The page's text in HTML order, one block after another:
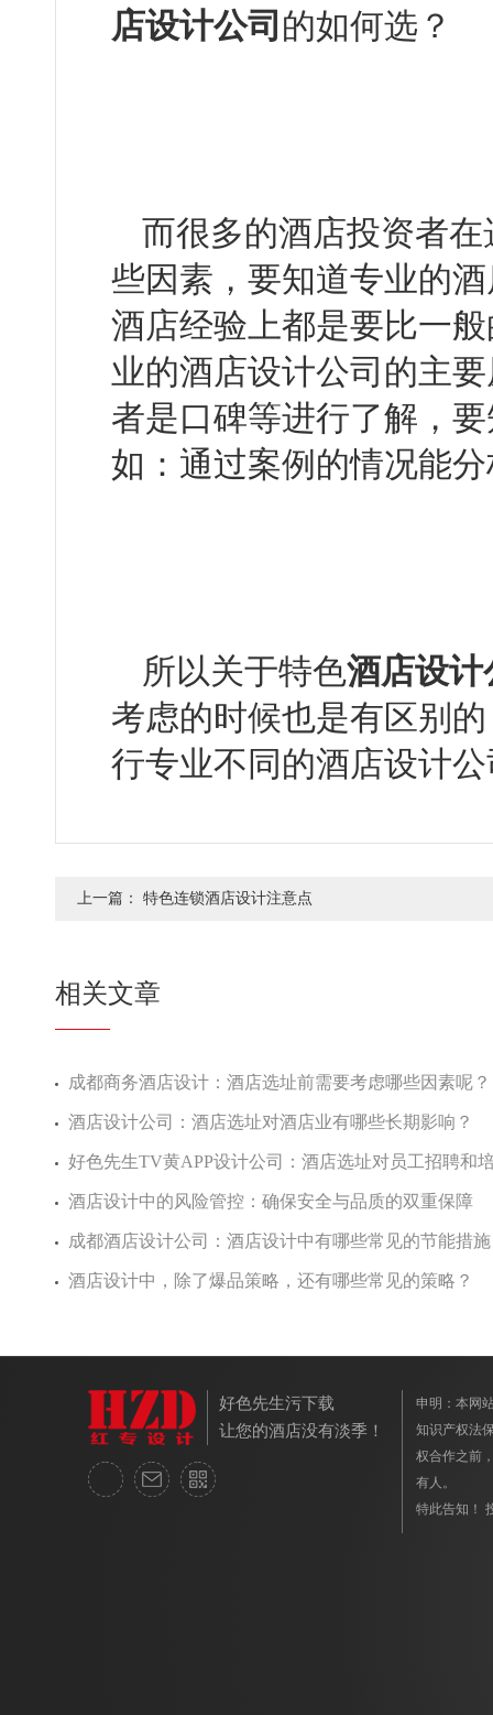
店设计公司 的如何选？
而很多的酒店投资者
些因素，要知道专业
酒店经验上都是要比一般
业的酒店设计公司的主要
者是口碑等进行了解，
如：通过案例的情况
所以关于特色酒店设计
考虑的时候也是有区别的
行专业不同的酒店设计公司
上一篇： 特色连锁酒店设计注意点
相关文章
成都商务酒店设计：酒店选址前需要考虑哪些因素呢？
酒店设计公司：酒店选址对酒店业有哪些长期影响？
好色先生TV黄APP设计公司：酒店选址对员工招聘和
酒店设计中的风险管控：确保安全与品质的双重保障
成都酒店设计公司：酒店设计中有哪些常见的节能措施
酒店设计中，除了爆品策略，还有哪些常见的策略？
好色先生污下载
让您的酒店没有淡季！
申明：本
知识产权法保
权合作之前
有人。
特此告知